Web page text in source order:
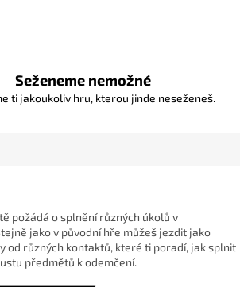
Seženeme nemožné
ti jakoukoliv hru, kterou jinde neseženeš.
požádá o splnění různých úkolů v
jako v původní hře můžeš jezdit jako
od různých kontaktů, které ti poradí, jak splnit
předmětů k odemčení.